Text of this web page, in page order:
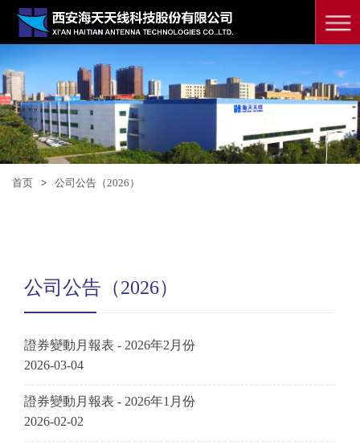
首页 > 公司公告（2026）
公司公告（2026）
證券變動月報表 - 2026年2月份
2026-03-04
證券變動月報表 - 2026年1月份
2026-02-02